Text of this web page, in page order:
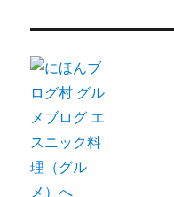
ブ